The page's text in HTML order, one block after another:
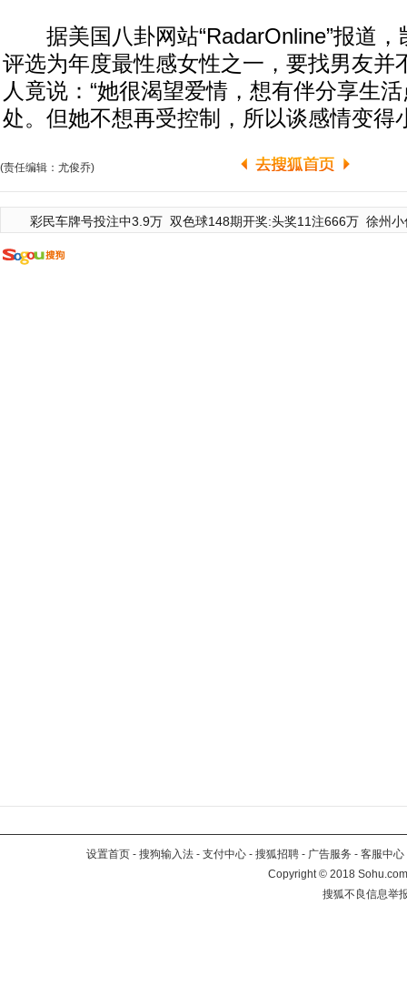
据美国八卦网站“RadarOnline”报道，
评选为年度最性感女性之一，要找男友并
人竟说：“她很渴望爱情，想有伴分享生
处。但她不想再受控制，所以谈感情变得
(责任编辑：尤俊乔)
彩民车牌号投注中3.9万 双色球148期开奖:头奖11注666万 徐州
设置首页 - 搜狗输入法 - 支付中心 - 搜狐招聘 - 广告服务 - 客服中心
Copyright©2018
搜狐不良信息举